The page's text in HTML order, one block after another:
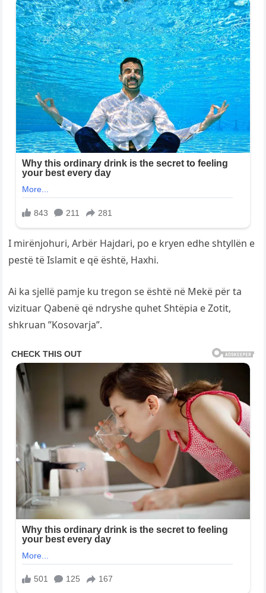
I mirënjohuri, Arbër Hajdari, po e kryen edhe shtyllën e
pestë të Islamit e që është, Haxhi.
Ai ka sjellë pamje ku tregon se është në Mekë për ta
vizituar Qabenë që ndryshe quhet Shtëpia e Zotit,
shkruan ”Kosovarja”.